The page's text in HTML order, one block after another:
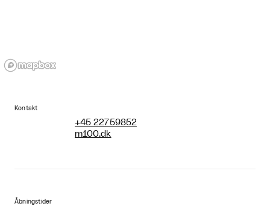
Kontakt
+45 22759852
m100.dk
Åbningstider